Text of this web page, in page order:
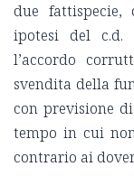
due
ipotesi del
l’accordo
svendita della
con previsione
tempo in cui
contrario ai